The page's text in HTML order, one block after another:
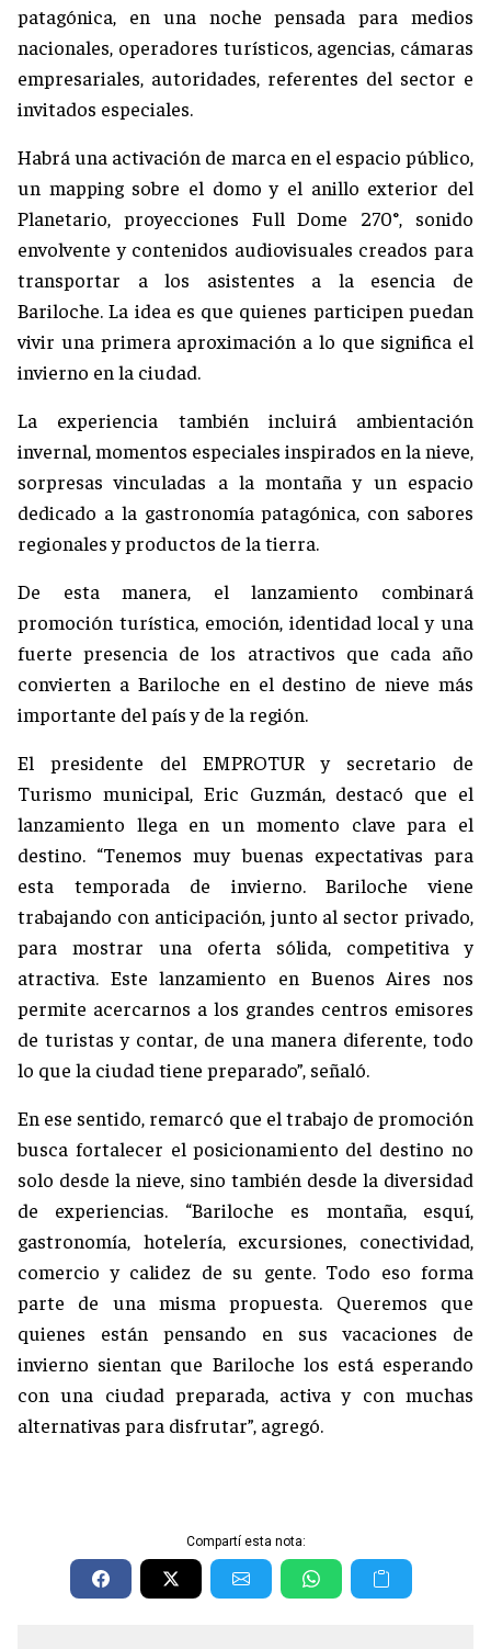
patagónica, en una noche pensada para medios
nacionales, operadores turísticos, agencias, cámaras
empresariales, autoridades, referentes del sector e
invitados especiales.
Habrá una activación de marca en el espacio público,
un mapping sobre el domo y el anillo exterior del
Planetario, proyecciones Full Dome 270°, sonido
envolvente y contenidos audiovisuales creados para
transportar a los asistentes a la esencia de
Bariloche. La idea es que quienes participen puedan
vivir una primera aproximación a lo que significa el
invierno en la ciudad.
La experiencia también incluirá ambientación
invernal, momentos especiales inspirados en la nieve,
sorpresas vinculadas a la montaña y un espacio
dedicado a la gastronomía patagónica, con sabores
regionales y productos de la tierra.
De esta manera, el lanzamiento combinará
promoción turística, emoción, identidad local y una
fuerte presencia de los atractivos que cada año
convierten a Bariloche en el destino de nieve más
importante del país y de la región.
El presidente del EMPROTUR y secretario de
Turismo municipal, Eric Guzmán, destacó que el
lanzamiento llega en un momento clave para el
destino. “Tenemos muy buenas expectativas para
esta temporada de invierno. Bariloche viene
trabajando con anticipación, junto al sector privado,
para mostrar una oferta sólida, competitiva y
atractiva. Este lanzamiento en Buenos Aires nos
permite acercarnos a los grandes centros emisores
de turistas y contar, de una manera diferente, todo
lo que la ciudad tiene preparado”, señaló.
En ese sentido, remarcó que el trabajo de promoción
busca fortalecer el posicionamiento del destino no
solo desde la nieve, sino también desde la diversidad
de experiencias. “Bariloche es montaña, esquí,
gastronomía, hotelería, excursiones, conectividad,
comercio y calidez de su gente. Todo eso forma
parte de una misma propuesta. Queremos que
quienes están pensando en sus vacaciones de
invierno sientan que Bariloche los está esperando
con una ciudad preparada, activa y con muchas
alternativas para disfrutar”, agregó.
Compartí esta nota: